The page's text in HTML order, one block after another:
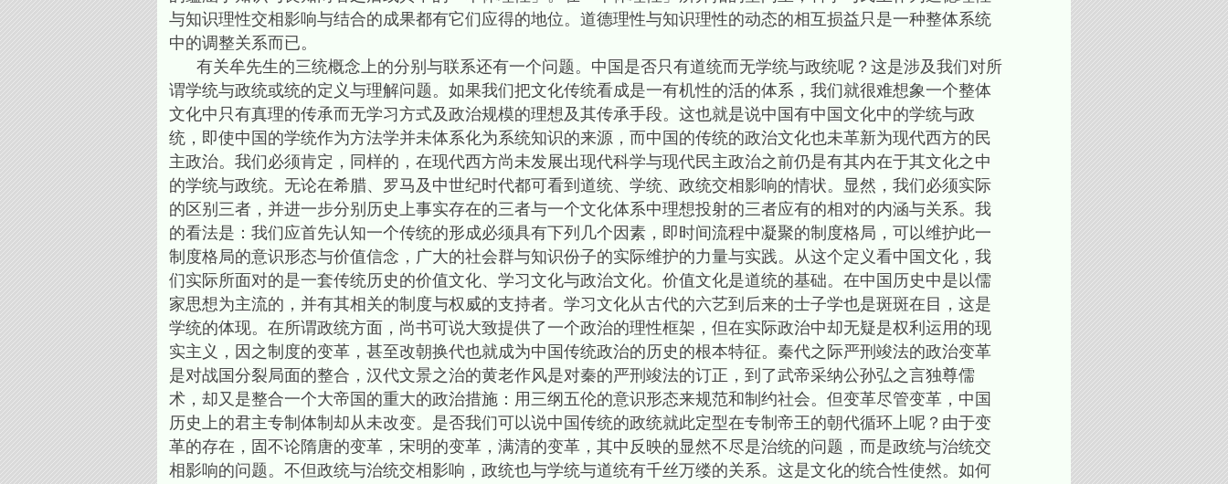
与知识理性交相影响与结合的成果都有它们应得的地位。道德理性与知识理性的动态的相互损益只是一种整体系统
中的调整关系而已。
有关牟先生的三统概念上的分别与联系还有一个问题。中国是否只有道统而无学统与政统呢？这是涉及我们对所
谓学统与政统或统的定义与理解问题。如果我们把文化传统看成是一有机性的活的体系，我们就很难想象一个整体
文化中只有真理的传承而无学习方式及政治规模的理想及其传承手段。这也就是说中国有中国文化中的学统与政
统，即使中国的学统作为方法学并未体系化为系统知识的来源，而中国的传统的政治文化也未革新为现代西方的民
主政治。我们必须肯定，同样的，在现代西方尚未发展出现代科学与现代民主政治之前仍是有其内在于其文化之中
的学统与政统。无论在希腊、罗马及中世纪时代都可看到道统、学统、政统交相影响的情状。显然，我们必须实际
的区别三者，并进一步分别历史上事实存在的三者与一个文化体系中理想投射的三者应有的相对的内涵与关系。我
的看法是：我们应首先认知一个传统的形成必须具有下列几个因素，即时间流程中凝聚的制度格局，可以维护此一
制度格局的意识形态与价值信念，广大的社会群与知识份子的实际维护的力量与实践。从这个定义看中国文化，我
们实际所面对的是一套传统历史的价值文化、学习文化与政治文化。价值文化是道统的基础。在中国历史中是以儒
家思想为主流的，并有其相关的制度与权威的支持者。学习文化从古代的六艺到后来的士子学也是斑斑在目，这是
学统的体现。在所谓政统方面，尚书可说大致提供了一个政治的理性框架，但在实际政治中却无疑是权利运用的现
实主义，因之制度的变革，甚至改朝换代也就成为中国传统政治的历史的根本特征。秦代之际严刑竣法的政治变革
是对战国分裂局面的整合，汉代文景之治的黄老作风是对秦的严刑竣法的订正，到了武帝采纳公孙弘之言独尊儒
术，却又是整合一个大帝国的重大的政治措施：用三纲五伦的意识形态来规范和制约社会。但变革尽管变革，中国
历史上的君主专制体制却从未改变。是否我们可以说中国传统的政统就此定型在专制帝王的朝代循环上呢？由于变
革的存在，固不论隋唐的变革，宋明的变革，满清的变革，其中反映的显然不尽是治统的问题，而是政统与治统交
相影响的问题。不但政统与治统交相影响，政统也与学统与道统有千丝万缕的关系。这是文化的统合性使然。如何